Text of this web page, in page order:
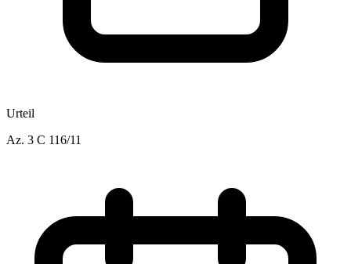
Urteil
Az. 3 C 116/11